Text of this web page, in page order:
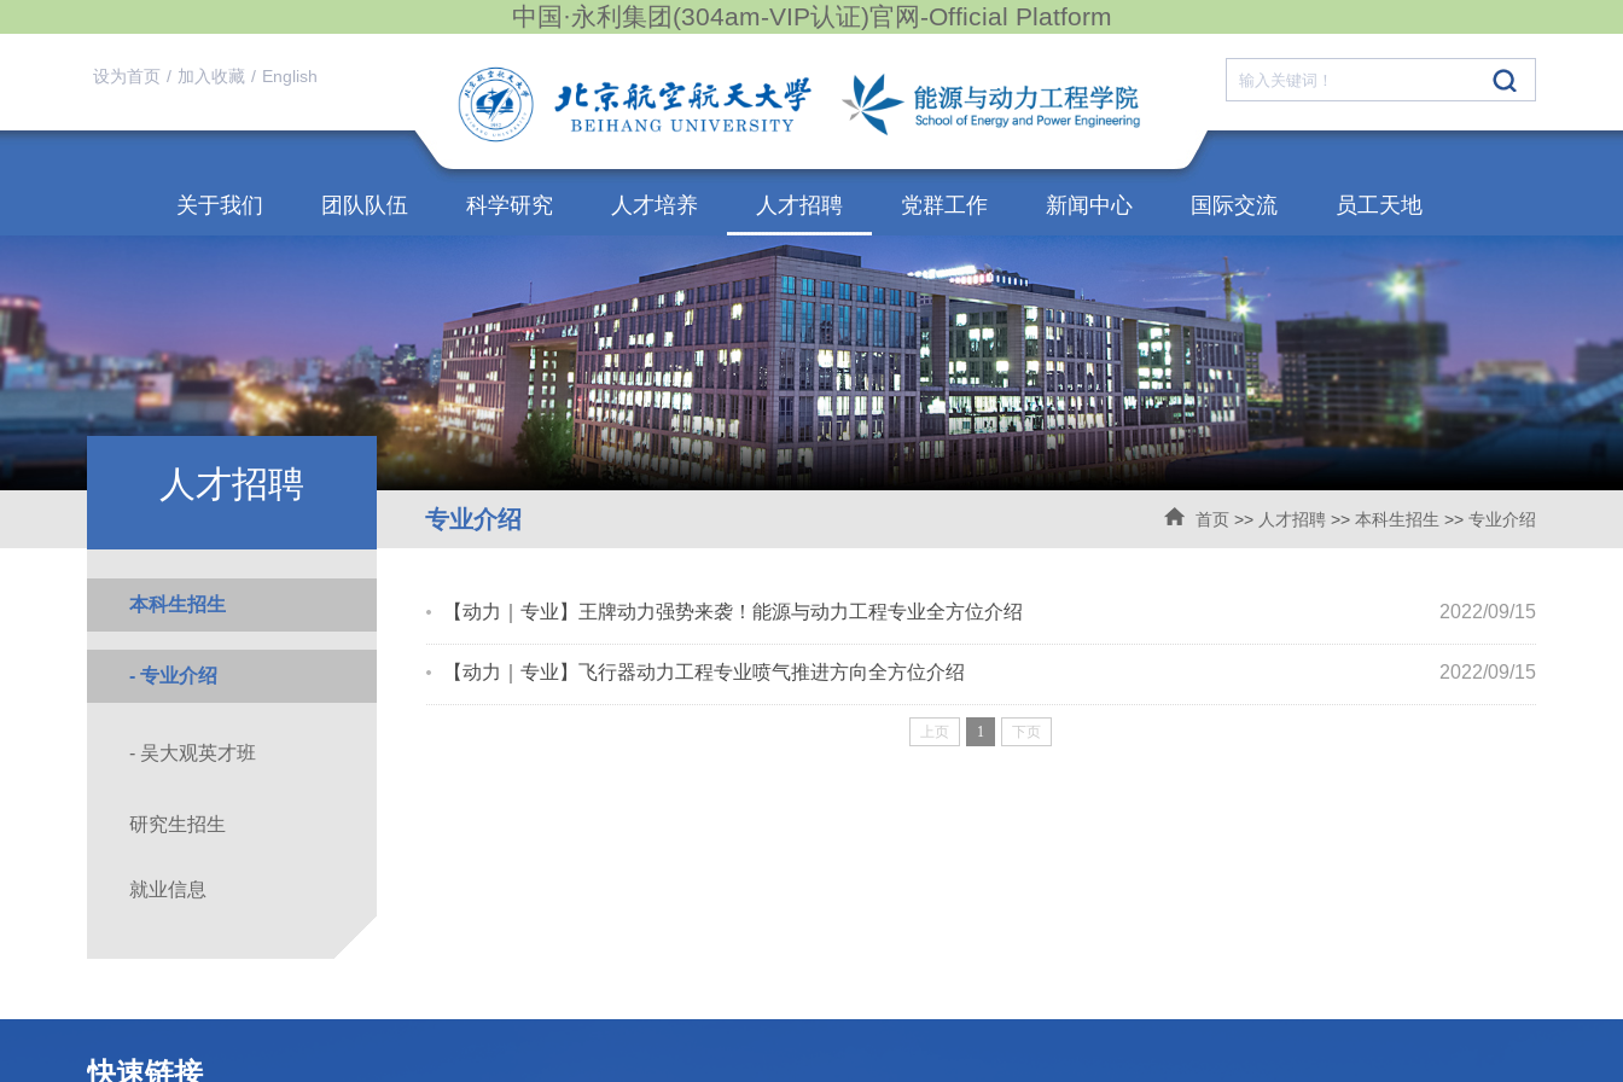
中国·永利集团(304am-VIP认证)官网-Official Platform
设为首页 / 加入收藏 / English
关于我们 团队队伍 科学研究 人才培养 人才招聘 党群工作 新闻中心 国际交流 员工天地
人才招聘
专业介绍 首页 >> 人才招聘 >> 本科生招生 >> 专业介绍
本科生招生
- 专业介绍
- 吴大观英才班
研究生招生
就业信息
【动力｜专业】王牌动力强势来袭！能源与动力工程专业全方位介绍 2022/09/15
【动力｜专业】飞行器动力工程专业喷气推进方向全方位介绍 2022/09/15
上页 1 下页
快速链接